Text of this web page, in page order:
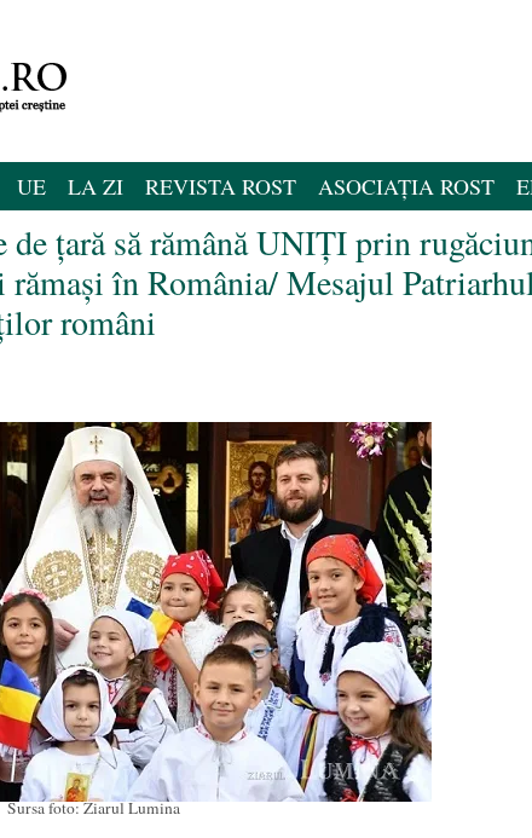
UE LA ZI REVISTA ROST ASOCIAȚIA ROST
de țară să rămână UNIȚI prin
rămași în România/ Mesajul
români
Sursa foto: Ziarul Lumina